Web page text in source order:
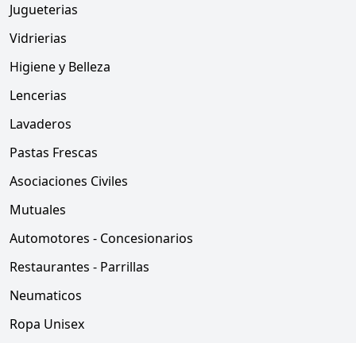
Jugueterias
Vidrierias
Higiene y Belleza
Lencerias
Lavaderos
Pastas Frescas
Asociaciones Civiles
Mutuales
Automotores - Concesionarios
Restaurantes - Parrillas
Neumaticos
Ropa Unisex